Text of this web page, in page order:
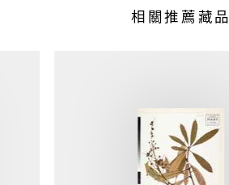
相關推薦藏品